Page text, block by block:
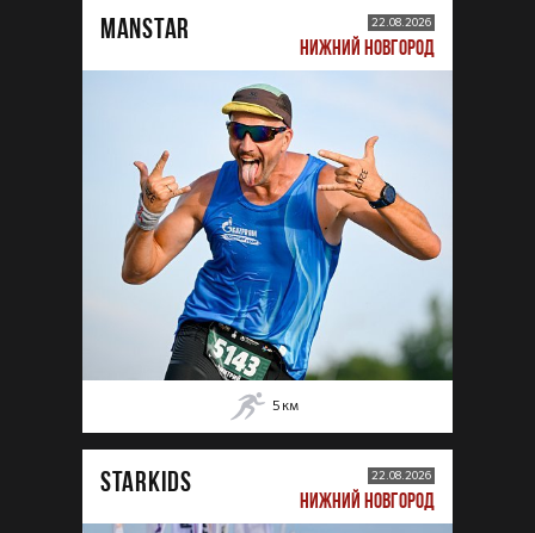
MANSTAR 22.08.2026
НИЖНИЙ НОВГОРОД
5 км
STARKIDS 22.08.2026
НИЖНИЙ НОВГОРОД